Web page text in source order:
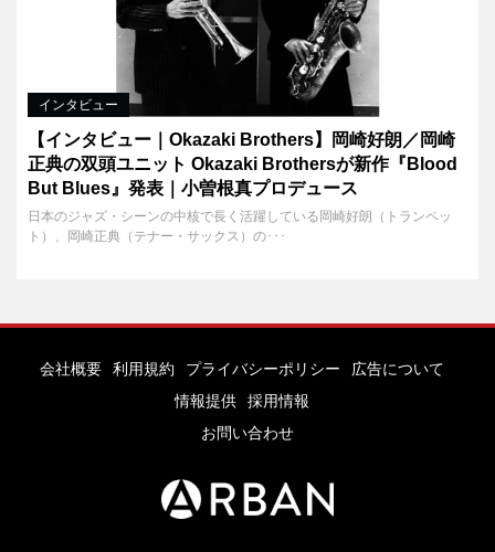
インタビュー
【インタビュー｜Okazaki Brothers】岡崎好朗／岡崎
正典の双頭ユニット Okazaki Brothersが新作『Blood
But Blues』発表｜小曽根真プロデュース
日本のジャズ・シーンの中核で長く活躍している岡崎好朗（トランペッ
ト）、岡崎正典（テナー・サックス）の･･･
会社概要 利用規約 プライバシーポリシー
広告について
情報提供
採用情報
お問い合わせ